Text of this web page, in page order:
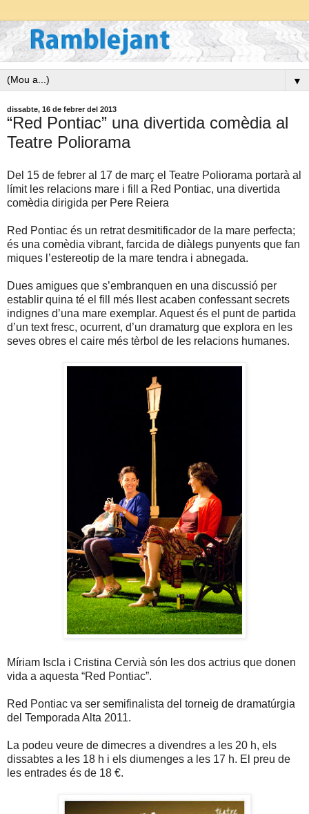
▼
dissabte, 16 de febrer del 2013
“Red Pontiac” una divertida comèdia al
Teatre Poliorama
Del 15 de febrer al 17 de març el Teatre Poliorama portarà al
límit les relacions mare i fill a Red Pontiac, una divertida
comèdia dirigida per Pere Reiera
Red Pontiac és un retrat desmitificador de la mare perfecta;
és una comèdia vibrant, farcida de diàlegs punyents que fan
miques l’estereotip de la mare tendra i abnegada.
Dues amigues que s’embranquen en una discussió per
establir quina té el fill més llest acaben confessant secrets
indignes d’una mare exemplar. Aquest és el punt de partida
d’un text fresc, ocurrent, d’un dramaturg que explora en les
seves obres el caire més tèrbol de les relacions humanes.
Míriam Iscla i Cristina Cervià són les dos actrius que donen
vida a aquesta “Red Pontiac”.
Red Pontiac va ser semifinalista del torneig de dramatúrgia
del Temporada Alta 2011.
La podeu veure de dimecres a divendres a les 20 h, els
dissabtes a les 18 h i els diumenges a les 17 h. El preu de
les entrades és de 18 €.